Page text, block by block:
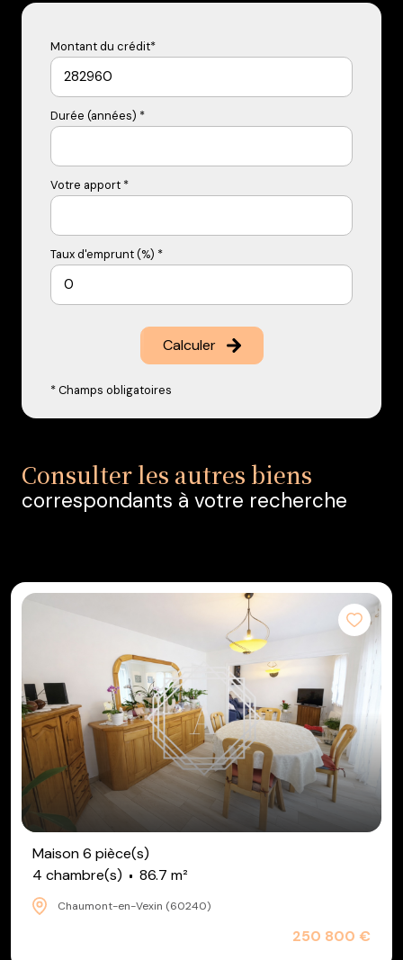
Montant du crédit*
Durée (années) *
Votre apport *
Taux d'emprunt (%) *
Calculer
* Champs obligatoires
Consulter les autres biens
correspondants à votre recherche
Maison 6 pièce(s)
4 chambre(s)
86.7 m²
Chaumont-en-Vexin (60240)
250 800 €